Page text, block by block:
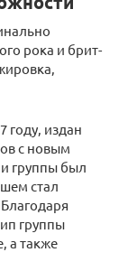
рока и брит-
году, издан
с новым
группы был
стал
группы
а также